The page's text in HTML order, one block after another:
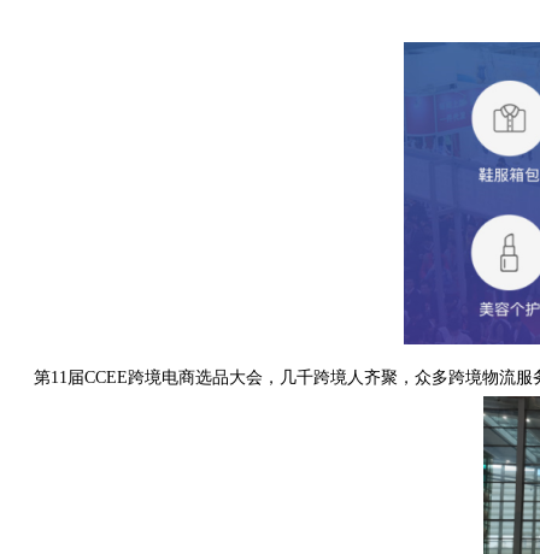
第11届CCEE跨境电商选品大会 ，几千跨境人齐聚 ， 众多跨境物流服